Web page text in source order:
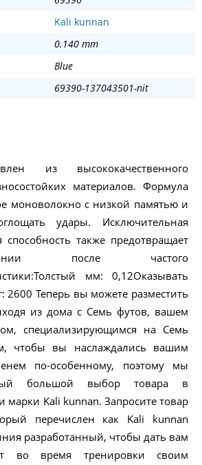
Kali kunnan
0.140 mm
Blue
69390-137043501-nit
из высококачественного
материалов. Формула
моноволокно с низкой памятью и
удары. Исключительная
также предотвращает
после частого
мм: 0,12Оказывать
2600 Теперь вы можете разместить
из дома с Семь футов, вашем
специализирующимся на Семь
чтобы вы наслаждались вашим
по-особенному, поэтому мы
большой выбор товара в
марки Kali kunnan. Запросите товар
перечислен как Kali kunnan
разработанный, чтобы дать вам
во время тренировки своим